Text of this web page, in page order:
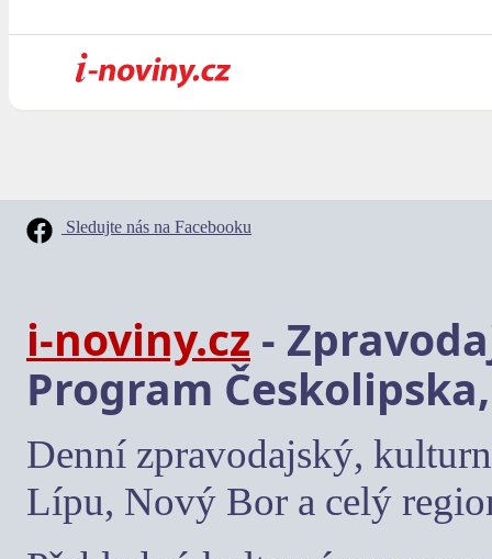
Sledujte nás na Facebooku
i-noviny.cz -
Program
Denní zpravodajský,
Lípu, Nový Bor a celý